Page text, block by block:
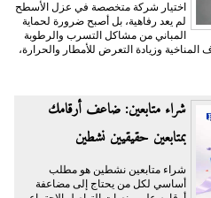
اختيار شركة متخصصة في عزل الأسطح
لم يعد رفاهية، بل أصبح ضرورة لحماية
المباني من مشاكل التسرب والرطوبة
وزيادة التعرض للأمطار والحرارة،
شراء متابعين: ضاعف أرقامك
بمتابعين حقيقيين نشطين
شراء متابعين نشطين هو مطلب
أساسي لكل من يحتاج إلى مضاعفة